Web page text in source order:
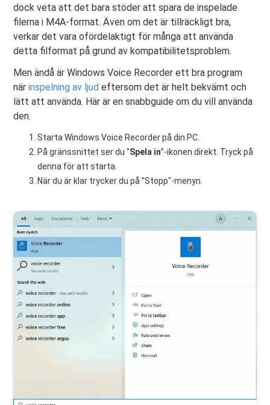
dock veta att det bara stöder att spara de inspelade
filerna i M4A-format. Även om det är tillräckligt bra,
verkar det vara ofördelaktigt för många att använda
detta filformat på grund av kompatibilitetsproblem.
Men ändå är Windows Voice Recorder ett bra program
närinspelning av ljud eftersom det är helt bekvämt och
lätt att använda. Här är en snabbguide om du vill använda
den.
Starta Windows Voice Recorder på din PC.
På gränssnittet ser du "Spela in”-ikonen direkt. Tryck på
denna för att starta.
När du är klar trycker du på "Stopp"-menyn.